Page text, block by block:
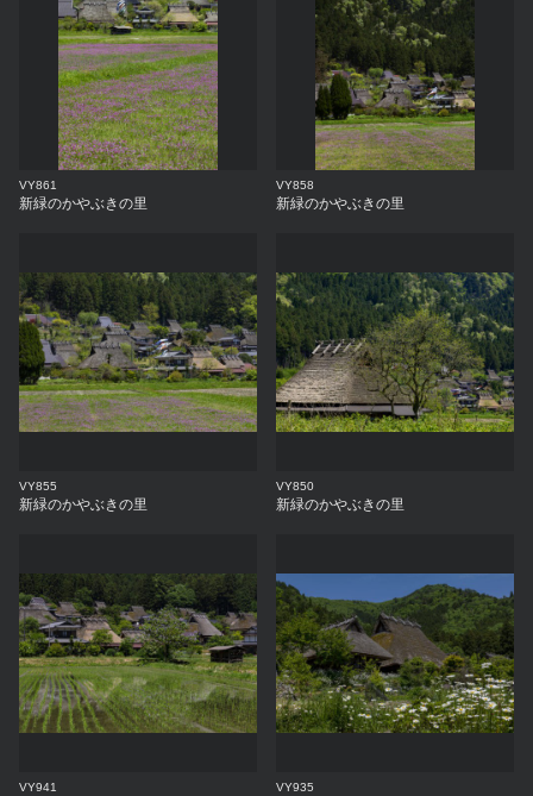
VY861
新緑のかやぶきの里
VY858
新緑のかやぶきの里
VY855
新緑のかやぶきの里
VY850
新緑のかやぶきの里
VY941 VY935